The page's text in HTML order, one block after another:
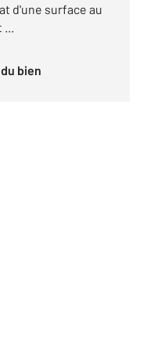
d'une surface au
...
du bien